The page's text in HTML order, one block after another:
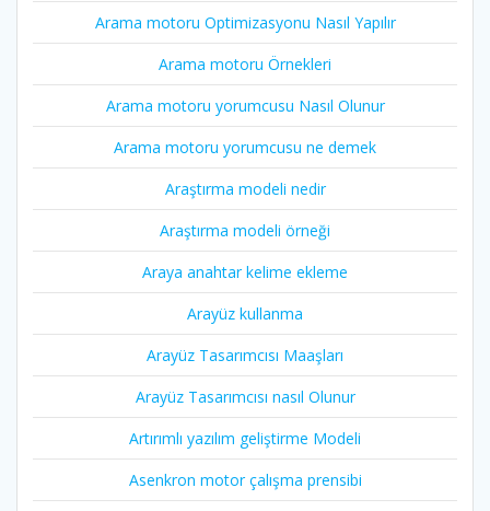
Arama motoru Optimizasyonu Nasıl Yapılır
Arama motoru Örnekleri
Arama motoru yorumcusu Nasıl Olunur
Arama motoru yorumcusu ne demek
Araştırma modeli nedir
Araştırma modeli örneği
Araya anahtar kelime ekleme
Arayüz kullanma
Arayüz Tasarımcısı Maaşları
Arayüz Tasarımcısı nasıl Olunur
Artırımlı yazılım geliştirme Modeli
Asenkron motor çalışma prensibi